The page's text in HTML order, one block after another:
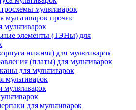
мультиварок
мультиварок прочие
мультиварок
элементы (ТЭНы) для
нижняя) для мультиварок
(платы) для мультиварок
для мультиварок
мультиварок
для мультиварок